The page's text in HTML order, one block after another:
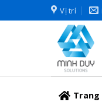
to
Vị trí
Trang